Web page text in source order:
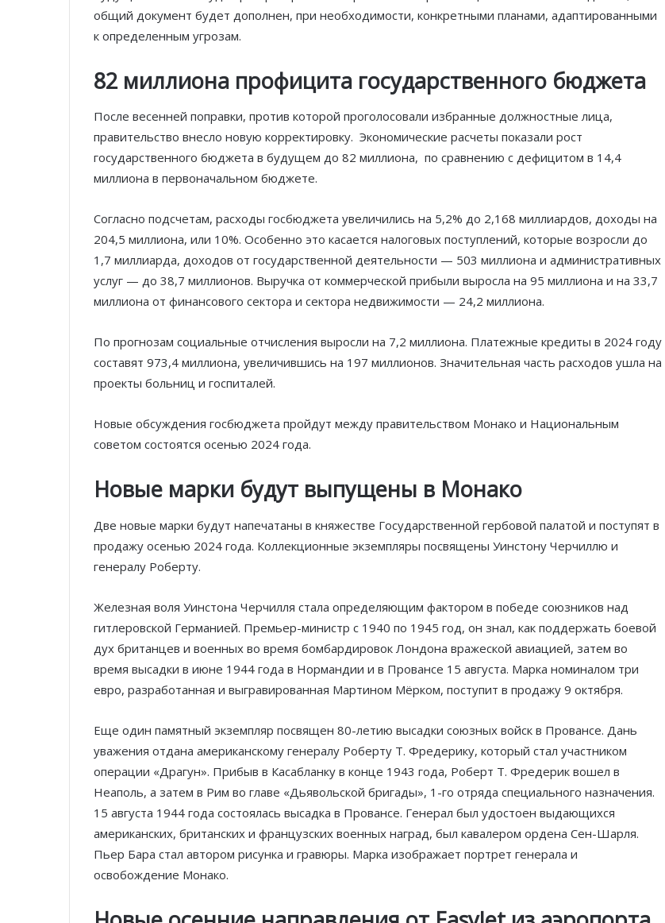
общий документ будет дополнен, при необходимости, конкретными планами, адаптированными
к определенным угрозам.
82 миллиона профицита государственного бюджета
После весенней поправки, против которой проголосовали избранные должностные лица,
правительство внесло новую корректировку. Экономические расчеты показали рост
государственного бюджета в будущем до 82 миллиона, по сравнению с дефицитом в 14,4
миллиона в первоначальном бюджете.
Согласно подсчетам, расходы госбюджета увеличились на 5,2% до 2,168 миллиардов, доходы на
204,5 миллиона, или 10%. Особенно это касается налоговых поступлений, которые возросли до
1,7 миллиарда, доходов от государственной деятельности — 503 миллиона и административных
услуг — до 38,7 миллионов. Выручка от коммерческой прибыли выросла на 95 миллиона и на 33,7
миллиона от финансового сектора и сектора недвижимости — 24,2 миллиона.
По прогнозам социальные отчисления выросли на 7,2 миллиона. Платежные кредиты в 2024 году
составят 973,4 миллиона, увеличившись на 197 миллионов. Значительная часть расходов ушла на
проекты больниц и госпиталей.
Новые обсуждения госбюджета пройдут между правительством Монако и Национальным
советом состоятся осенью 2024 года.
Новые марки будут выпущены в Монако
Две новые марки будут напечатаны в княжестве Государственной гербовой палатой и поступят в
продажу осенью 2024 года. Коллекционные экземпляры посвящены Уинстону Черчиллю и
генералу Роберту.
Железная воля Уинстона Черчилля стала определяющим фактором в победе союзников над
гитлеровской Германией. Премьер-министр с 1940 по 1945 год, он знал, как поддержать боевой
дух британцев и военных во время бомбардировок Лондона вражеской авиацией, затем во
время высадки в июне 1944 года в Нормандии и в Провансе 15 августа. Марка номиналом три
евро, разработанная и выгравированная Мартином Мёрком, поступит в продажу 9 октября.
Еще один памятный экземпляр посвящен 80-летию высадки союзных войск в Провансе. Дань
уважения отдана американскому генералу Роберту Т. Фредерику, который стал участником
операции «Драгун». Прибыв в Касабланку в конце 1943 года, Роберт Т. Фредерик вошел в
Неаполь, а затем в Рим во главе «Дьявольской бригады», 1-го отряда специального назначения.
15 августа 1944 года состоялась высадка в Провансе. Генерал был удостоен выдающихся
американских, британских и французских военных наград, был кавалером ордена Сен-Шарля.
Пьер Бара стал автором рисунка и гравюры. Марка изображает портрет генерала и
освобождение Монако.